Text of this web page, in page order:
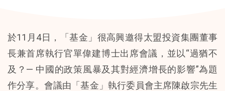
於11月4日，「基金」很高興邀得太盟投資集團董事
長兼首席執行官單偉建博士出席會議，並以“過猶不
及？— 中國的政策風暴及其對經濟增長的影響”為題
作分享。會議由「基金」執行委員會主席陳啟宗先生